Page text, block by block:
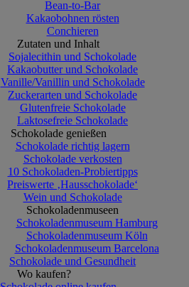
Bean-to-Bar
Kakaobohnen rösten
Conchieren
Zutaten und Inhalt
Sojalecithin und Schokolade
Kakaobutter und Schokolade
Vanille/Vanillin und Schokolade
Zuckerarten und Schokolade
Glutenfreie Schokolade
Laktosefreie Schokolade
Schokolade genießen
Schokolade richtig lagern
Schokolade verkosten
10 Schokoladen-Probiertipps
Preiswerte ‚Hausschokolade‘
Wein und Schokolade
Schokoladenmuseen
Schokoladenmuseum Hamburg
Schokoladenmuseum Köln
Schokoladenmuseum Barcelona
Schokolade und Gesundheit
Wo kaufen?